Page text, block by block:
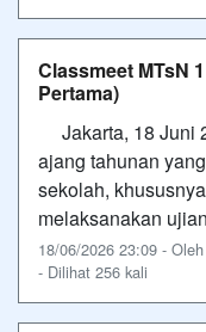
Classmeet MTsN
Pertama)
Jakarta, 18 Juni
ajang tahunan
sekolah,
melaksanakan
18/06/2026 23:09 -
- Dilihat 256 kali